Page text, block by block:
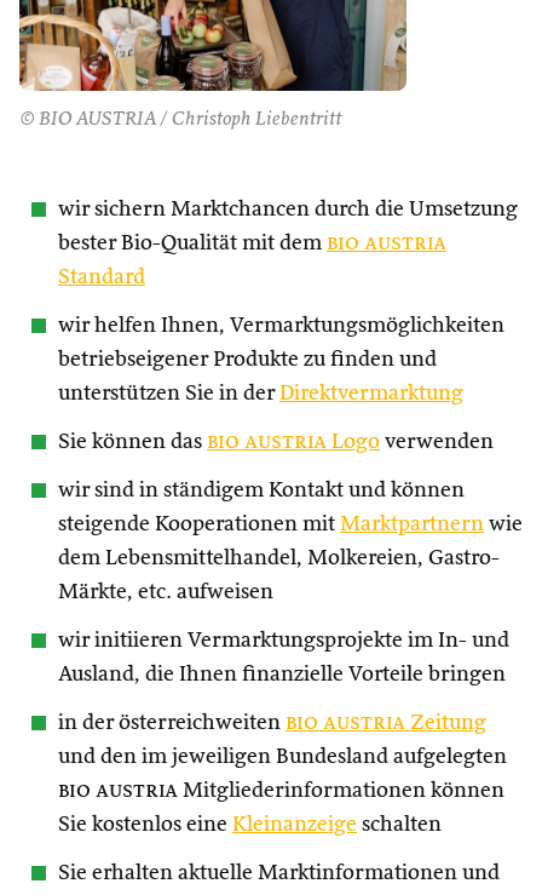
© BIO AUSTRIA / Christoph Liebentritt
wir sichern Marktchancen durch die Umsetzung
bester Bio-Qualität mit dem bio austria
Standard
wir helfen Ihnen, Vermarktungsmöglichkeiten
betriebseigener Produkte zu finden und
unterstützen Sie in derDirektvermarktung
Sie können das bio austria Logo verwenden
wir sind in ständigem Kontakt und können
steigende Kooperationen mit Marktpartnern wie
dem Lebensmittelhandel, Molkereien, Gastro-
Märkte, etc. aufweisen
wir initiieren Vermarktungsprojekte im In- und
Ausland, die Ihnen finanzielle Vorteile bringen
in der österreichweiten bio austria Zeitung
und den im jeweiligen Bundesland aufgelegten
bio austria Mitgliederinformationen können
Sie kostenlos eine Kleinanzeige schalten
Sie erhalten aktuelle Marktinformationen und